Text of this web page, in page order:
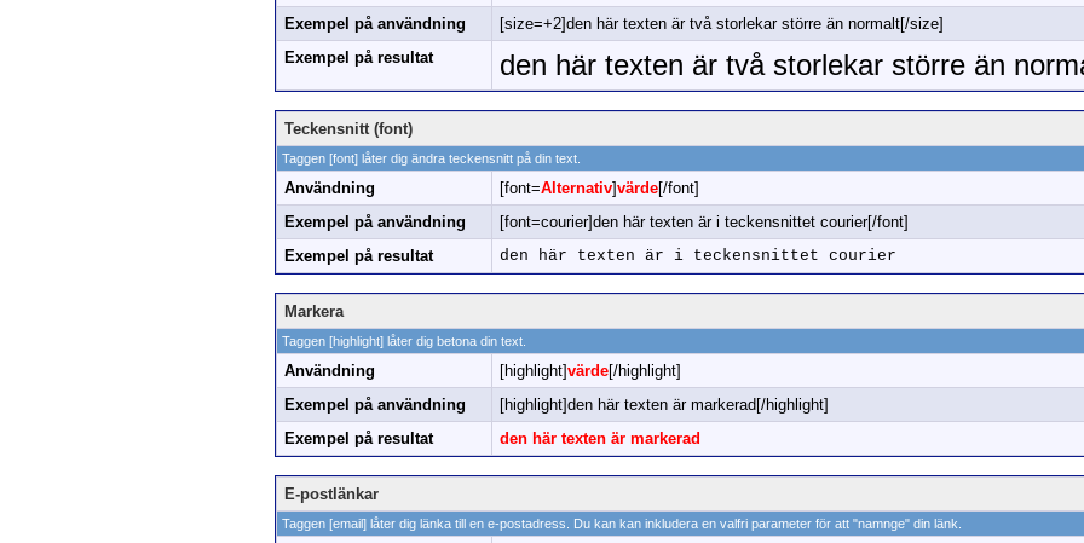
Exempel på användning
[size=+2]den här texten är två storlekar större än normalt[/size]
Exempel på resultat
den här texten är två storlekar större än
Teckensnitt (font)
Taggen [font] låter dig ändra teckensnitt på din text.
Användning [font=Alternativ]värde[/font]
Exempel på användning
[font=courier]den här texten är i teckensnittet courier[/font]
Exempel på resultat
den här texten är i teckensnittet courier
Markera
Taggen [highlight] låter dig betona din text.
Användning [highlight]värde[/highlight]
Exempel på användning
[highlight]den här texten är markerad[/highlight]
Exempel på resultat
den här texten är markerad
E-postlänkar
Taggen [email] låter dig länka till en e-postadress. Du kan kan inkludera en valfri parameter för att "namnge" din länk.